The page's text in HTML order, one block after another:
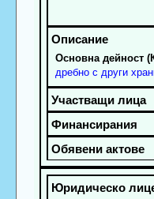
Основна дейност
дребно с други